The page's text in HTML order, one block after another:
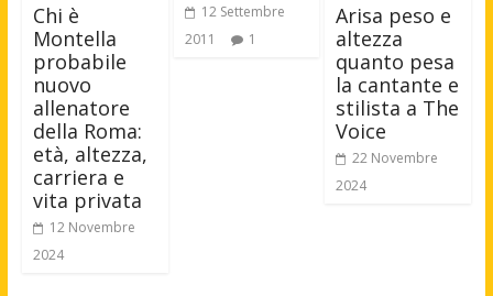
Chi è
Montella
probabile
nuovo
allenatore
della Roma:
età, altezza,
carriera e
vita privata
12 Novembre
2024
12 Settembre
2011
1
Arisa peso e
altezza
quanto pesa
la cantante e
stilista a The
Voice
22 Novembre
2024